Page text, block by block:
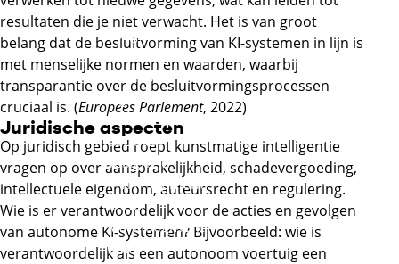
Marktsegment
Zorg
Marktsegment
Transport en
logistiek
Marktsegment
Orde en
veiligheid
Marktsegment
Retail
Marktsegment
CMD
resultaten die je niet verwacht. Het is van groot
belang dat de besluitvorming van KI-systemen in lijn is
met menselijke normen en waarden, waarbij
transparantie over de besluitvormingsprocessen
cruciaal is. (Europees Parlement, 2022)
Juridische aspecten
Op juridisch gebied roept kunstmatige intelligentie
vragen op over aansprakelijkheid, schadevergoeding,
intellectuele eigendom, auteursrecht en regulering.
Wie is er verantwoordelijk voor de acties en gevolgen
van autonome KI-systemen? Bijvoorbeeld: wie is
verantwoordelijk als een autonoom voertuig een